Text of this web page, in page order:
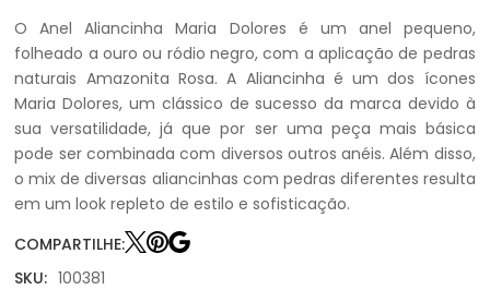
O Anel Aliancinha Maria Dolores é um anel pequeno,
folheado a ouro ou ródio negro, com a aplicação de pedras
naturais Amazonita Rosa. A Aliancinha é um dos ícones
Maria Dolores, um clássico de sucesso da marca devido à
sua versatilidade, já que por ser uma peça mais básica
pode ser combinada com diversos outros anéis. Além disso,
o mix de diversas aliancinhas com pedras diferentes resulta
em um look repleto de estilo e sofisticação.
COMPARTILHE:
SKU: 100381